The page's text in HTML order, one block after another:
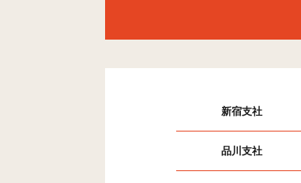
新宿支社
品川支社